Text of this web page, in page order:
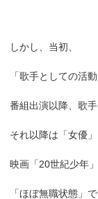
しかし、当初、
「歌手としての活
番組出演以降、歌
それ以降は「女優
映画「20世紀少年
「ほぼ無職状態」で